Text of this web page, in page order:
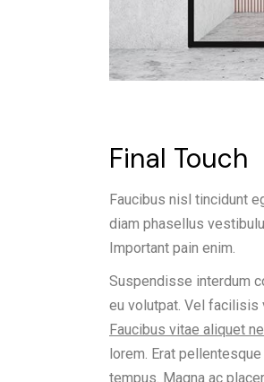
Final Touch
Faucibus nisl tincidunt
diam phasellus
Important pain enim.
Suspendisse interdum
eu volutpat. Vel facilisis
Faucibus vitae aliquet
lorem. Erat
tempus. Magna ac